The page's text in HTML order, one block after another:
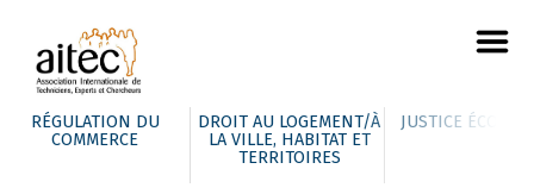
RÉGULATION DU
COMMERCE
DROIT AU LOGEMENT/À
LA VILLE, HABITAT ET
TERRITOIRES
JUSTICE